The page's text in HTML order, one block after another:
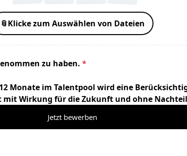
📎Klicke zum Auswählen von Dateien
zu haben. *
Monate im Talentpool wird eine
Wirkung für die Zukunft und ohne
Jetzt bewerben